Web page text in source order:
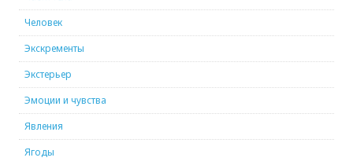
Человек
Экскременты
Экстерьер
Эмоции и чувства
Явления
Ягоды